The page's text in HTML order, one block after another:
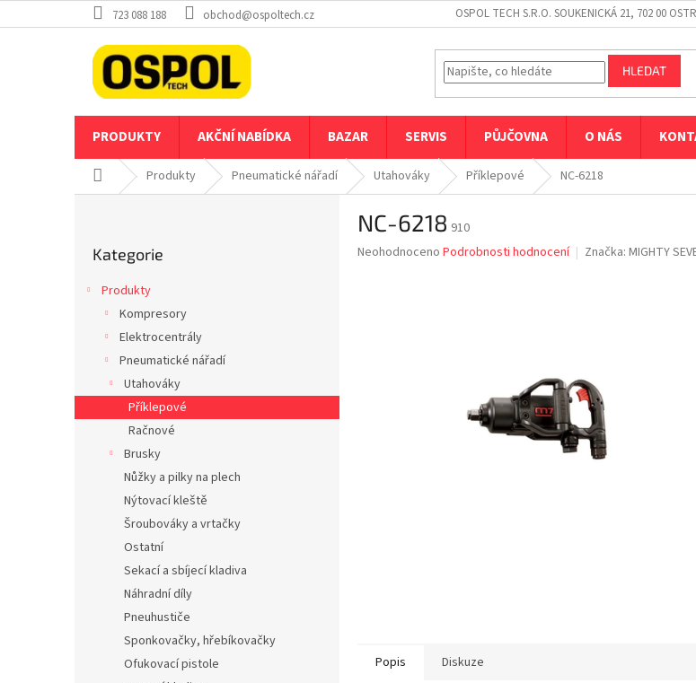
na
723 088 188 obchod@ospoltech.cz OSPOL TECH S.R.O. SOUKENICKÁ 21, 702 00
HLEDAT
PRODUKTY AKČNÍ NABÍDKA BAZAR SERVIS PŮJČOVNA O NÁS
Domů Produkty Pneumatické nářadí Utahováky Příklepové NC-6218
a
n
kategorie
Kategorie
Produkty
Kompresory
Elektrocentrály
Pneumatické nářadí
Utahováky
Příklepové
Račnové
Brusky
Nůžky a pilky na plech
Nýtovací kleště
Šroubováky a vrtačky
Ostatní
Sekací a sbíjecí kladiva
Náhradní díly
Pneuhustiče
Sponkovačky, hřebíkovačky
Ofukovací pistole
NC-6218 910
Průměrné
Neohodnoceno Podrobnosti hodnocení Značka: MIGHTY
Popis Diskuze